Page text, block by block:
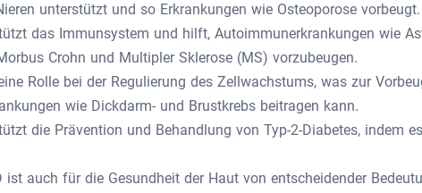
unterstützt und so Erkrankungen wie Osteoporose vorbeugt.
das Immunsystem und hilft, Autoimmunerkrankungen wie
Crohn und Multipler Sklerose (MS) vorzubeugen.
Rolle bei der Regulierung des Zellwachstums, was zur
wie Dickdarm- und Brustkrebs beitragen kann.
die Prävention und Behandlung von Typ-2-Diabetes, indem
ist auch für die Gesundheit der Haut von entscheidender